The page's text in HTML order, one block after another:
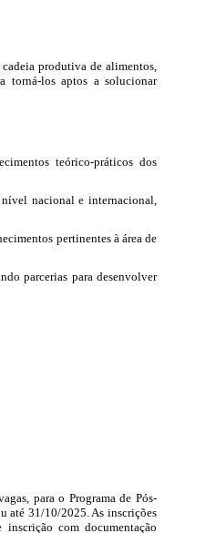
produtiva de alimentos,
torná-los aptos a solucionar
teórico-práticos dos
nível nacional e internacional,
pertinentes à área de
parcerias para desenvolver
para o Programa de Pós-
até 31/10/2025. As inscrições
inscrição com documentação